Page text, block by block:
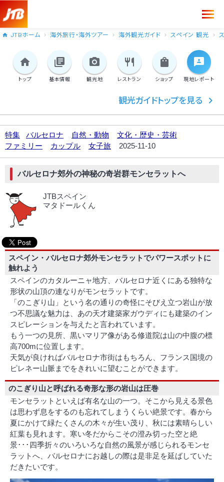
JTBホーム 海外旅行・海外ツアー 海外観光ガイド スペイン 観光
トップ 基本情報 観光地 レストラン ショップ 現地レポート
観光ガイドトップを見る
特集 バルセロナ 自然・動物
文化・歴史・芸術
ファミリー
カップル 女子旅 2025-11-10
バルセロナ郊外の神秘の奇岩群モンセラットへ
JTBスペイン
マタドールくん
スペイン・バルセロナ郊外モンセラットでパワースポットに
触れよう
スペインのカタルーニャ地方、バルセロナ近くにある独特な
形状の山頂の連なりがモンセラットです。
「のこぎり山」という名の通りの奇怪にそびえ立つ岩山が放
つ不思議な魅力は、あの天才建築家ガウディにも建築のイン
スピレーションを与えたと言われています。
もう一つの見所、黒いマリア像がある修道院は山の中腹の標
高700mに位置します。
天気が良ければバルセロナ市街はもちろん、フランス国境の
ピレネー山脈までをきれいに望むことができます。
のこぎり山と呼ばれる奇形な形の岩山は圧巻
モンセラットといえば有名な山の一つ。そこから見える景色
は思わず息をするのも忘れてしまうくらい絶景です。春から
夏にかけて緑たくさんの木々が生い茂り、秋には素晴らしい
紅葉も見れます。寒い冬だからこその澄み切った空と絶
景･･･四季折々のいろいろな自然の風景が感じられるモンセ
ラットへ、バルセロナにお越しの際は是非足を延ばしていた
だきたいです。